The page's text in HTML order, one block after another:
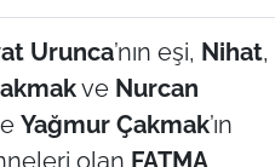
Urunca’nın eşi, Nihat,
ve Nurcan
Yağmur Çakmak’ın
olan FATMA